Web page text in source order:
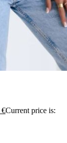
€Current price is: